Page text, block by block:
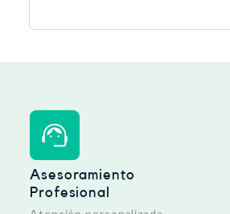
Asesoramiento
Profesional